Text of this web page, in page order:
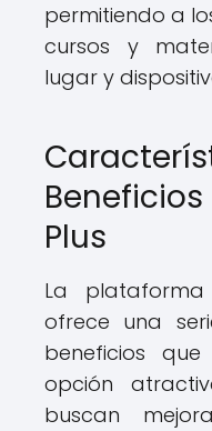
permitiendo a
cursos y
lugar y
Plus
La
ofrece una
beneficios
opción
buscan